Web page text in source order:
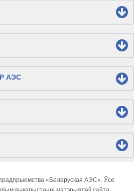
АЭС
«Беларуская АЭС». Ўсе